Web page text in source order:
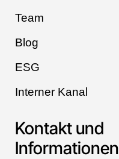
Team
Blog
ESG
Interner Kanal
Kontakt und
Informationen